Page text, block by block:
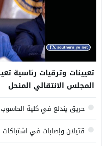
تعيينات وترقيات رئاسية
المجلس الانتقالي المنحل
حريق يندلع في كلية
قتيلان وإصابات في